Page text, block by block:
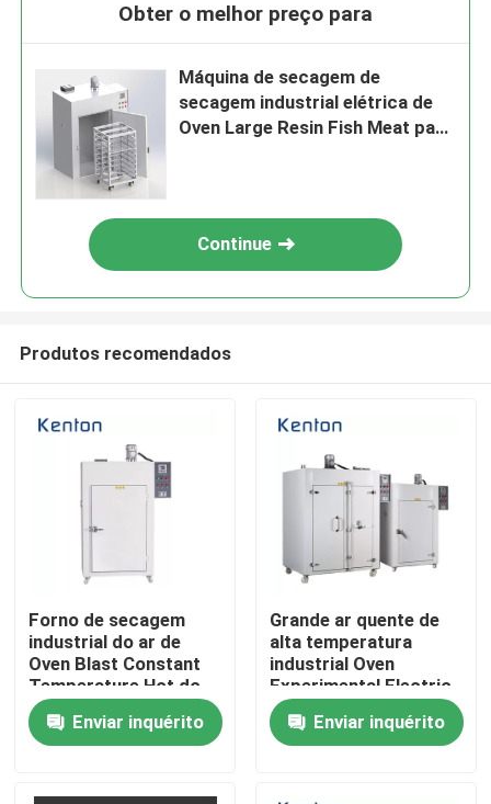
Casa
Produtos
Quem Somos
Obter o melhor preço para
Máquina de secagem de
secagem industrial elétrica de
Oven Large Resin Fish Meat para
Continue
Produtos recomendados
Forno de secagem
industrial do ar de
Oven Blast Constant
Temperature Hot do
aquecimento elétrico
experimental
Enviar inquérito
Grande ar quente de
alta temperatura
industrial Oven
Experimental Electric
Heating Blast
Constant
Temperature Drying
Enviar inquérito